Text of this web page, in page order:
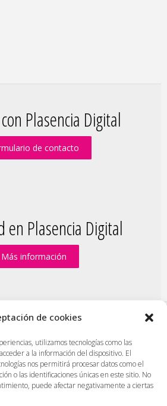
de cookies
utilizamos tecnologías como las
a la información del dispositivo. El
nos permitirá procesar datos como el
o las identificaciones únicas en este sitio. No
puede afectar negativamente a ciertas
Plasencia Digital
de contacto
en Plasencia Digital
Más información
| Formulario de contacto
en Plasencia Digital
|
(UE)
| Protección de datos
|
| Diseño web en Plasencia